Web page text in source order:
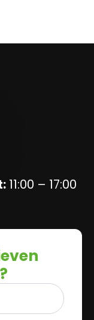
11:00 – 17:00